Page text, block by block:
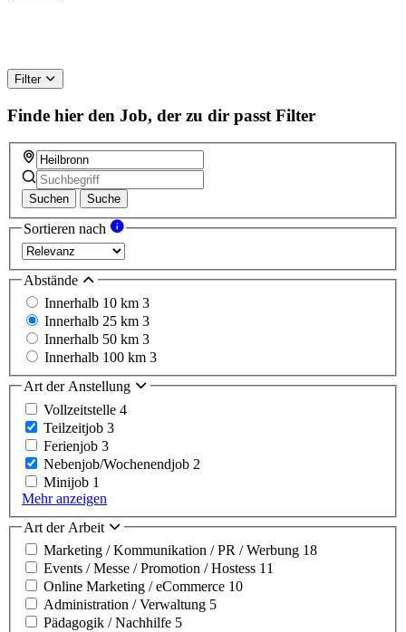
Filter
Finde hier den Job, der zu dir passt Filter
Suchen Suche
Sortieren nach
Abstände
Innerhalb 10 km 3
Innerhalb 25 km 3
Innerhalb 50 km 3
Innerhalb 100 km 3
Art der Anstellung
Vollzeitstelle 4
Teilzeitjob 3
Ferienjob 3
Nebenjob/Wochenendjob 2
Minijob 1
Mehr anzeigen
Art der Arbeit
Marketing / Kommunikation / PR / Werbung 18
Events / Messe / Promotion / Hostess 11
Online Marketing / eCommerce 10
Administration / Verwaltung 5
Pädagogik / Nachhilfe 5